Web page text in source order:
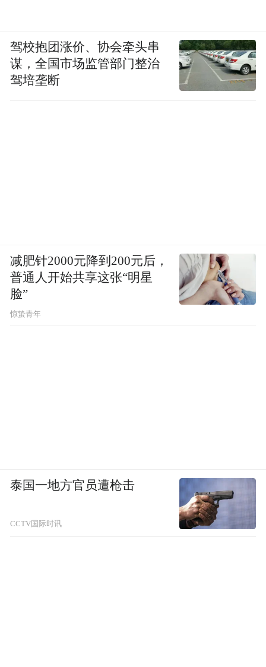
驾校抱团涨价、协会牵头串
谋，全国市场监管部门整治
驾培垄断
减肥针2000元降到200元后，
普通人开始共享这张“明星
脸”
惊蛰青年
泰国一地方官员遭枪击
CCTV国际时讯